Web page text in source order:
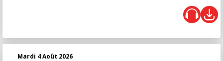
Mardi 4 Août 2026